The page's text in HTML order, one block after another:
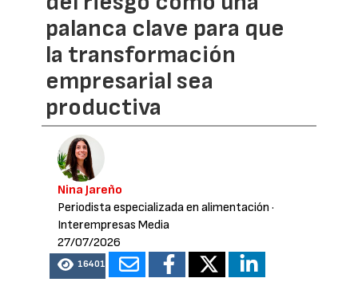
palanca clave para que
la transformación
empresarial sea
productiva
Nina Jareño
Periodista especializada en alimentación ·
Interempresas Media
27/07/2026
16401